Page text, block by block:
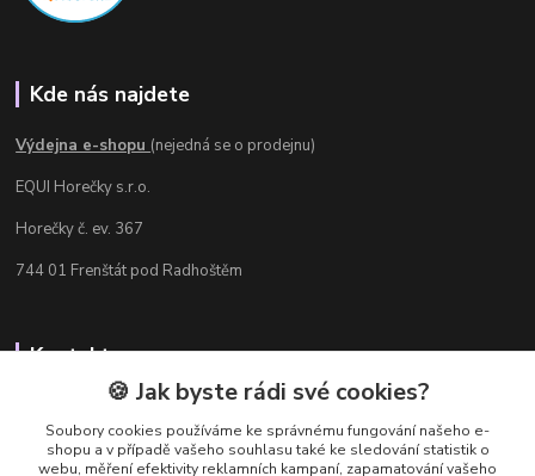
Kde nás najdete
Výdejna e-shopu (nejedná se o prodejnu)
EQUI Horečky s.r.o.
Horečky č. ev. 367
744 01 Frenštát pod Radhoštěm
Kontakty
Radka Chamrádová
+420 737 484 708
Výdejna e-shopu: Po-Ne, 8-20 hod.
🍪 Jak byste rádi své cookies?
Soubory cookies používáme ke správnému fungování našeho e-
shopu a v případě vašeho souhlasu také ke sledování statistik o
webu, měření efektivity reklamních kampaní, zapamatování vašeho